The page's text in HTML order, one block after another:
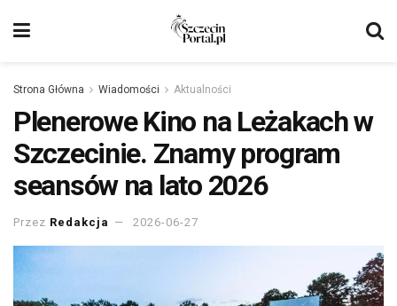
Strona Główna Wiadomości Aktualności
Plenerowe Kino na Leżakach w
Szczecinie. Znamy program
seansów na lato 2026
Przez Redakcja 2026-06-27